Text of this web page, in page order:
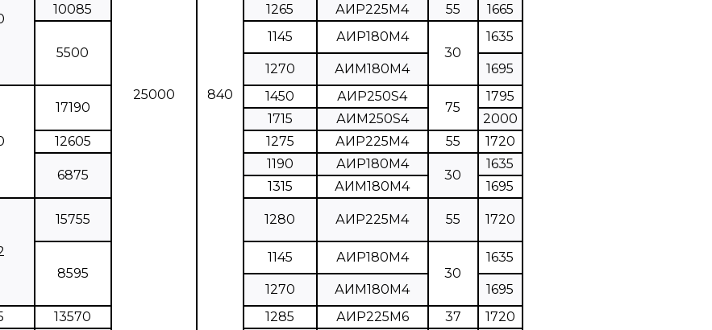
25000 840
10085 1265 АИР225М4 55
1665
5500
1145
АИР180М4
30
1635
1270 АИМ180М4
1695
17190
1450 АИР250S4
75
1795
1715 АИМ250S4
2000
12605 1275 АИР225М4 55
1720
6875
1190 АИР180М4
30
1635
1315 АИМ180М4 1695
15755 1280 АИР225М4 55 1720
8595
1145
АИР180М4
30
1635
1270 АИМ180М4
1695
13570 1285 АИР225М6 37
1720